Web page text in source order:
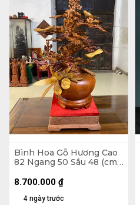
Bình Hoa Gỗ Hương Cao
82 Ngang 50 Sâu 48 (cm)
4 ngày trước
8.700.000 ₫